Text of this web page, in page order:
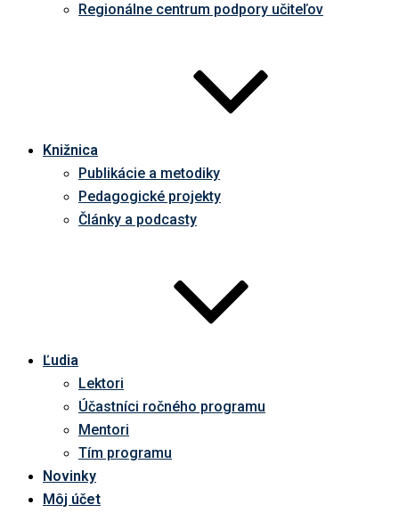
Regionálne centrum podpory učiteľov
Knižnica
Publikácie a metodiky
Pedagogické projekty
Články a podcasty
Ľudia
Lektori
Účastníci ročného programu
Mentori
Tím programu
Novinky
Môj účet